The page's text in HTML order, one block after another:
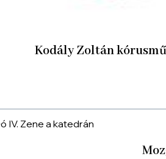
Kodály Zoltán